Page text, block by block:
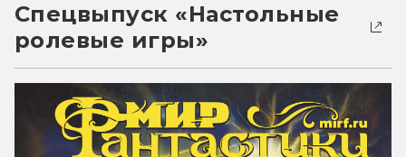
Спецвыпуск «Настольные
ролевые игры»